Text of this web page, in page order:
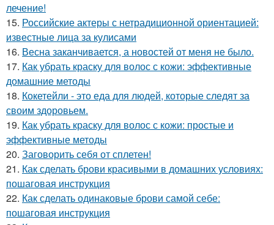
лечение!
15. Российские актеры с нетрадиционной ориентацией:
известные лица за кулисами
16. Весна заканчивается, а новостей от меня не было.
17. Как убрать краску для волос с кожи: эффективные
домашние методы
18. Кокетейли - это еда для людей, которые следят за
своим здоровьем.
19. Как убрать краску для волос с кожи: простые и
эффективные методы
20. Заговорить себя от сплетен!
21. Как сделать брови красивыми в домашних условиях:
пошаговая инструкция
22. Как сделать одинаковые брови самой себе:
пошаговая инструкция